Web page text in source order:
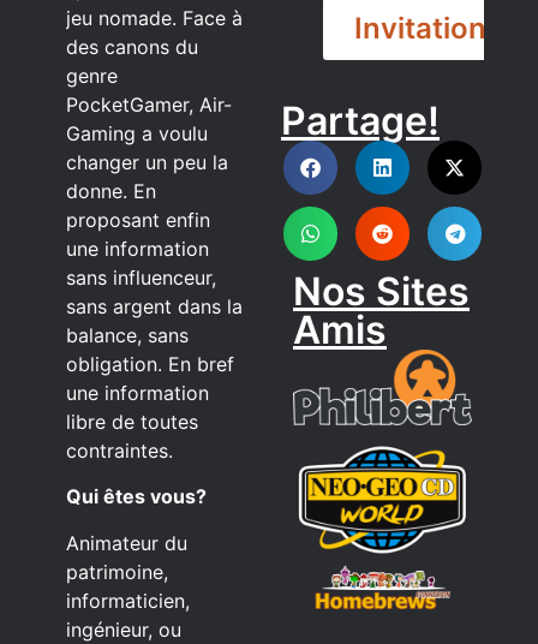
jeu nomade. Face à
des canons du
genre
PocketGamer, Air-
Gaming a voulu
changer un peu la
donne. En
proposant enfin
une information
sans influenceur,
sans argent dans la
balance, sans
obligation. En bref
une information
libre de toutes
contraintes.
Qui êtes vous?
Animateur du
patrimoine,
informaticien,
ingénieur, ou
Invitation
DISCORD
Partage!
Nos Sites
Amis